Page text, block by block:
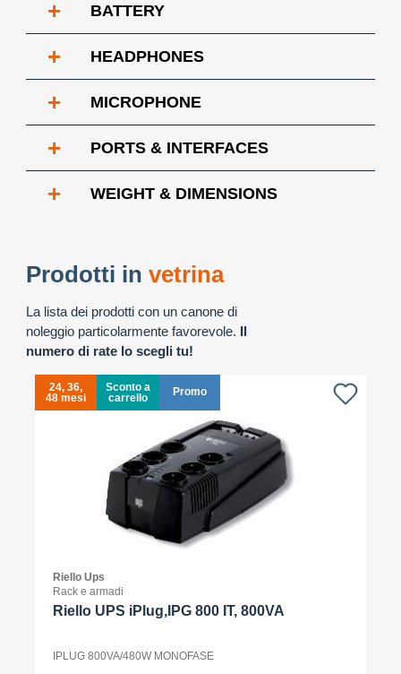
+ BATTERY
+ HEADPHONES
+ MICROPHONE
+ PORTS & INTERFACES
+ WEIGHT & DIMENSIONS
Prodotti in vetrina
La lista dei prodotti con un canone di
noleggio particolarmente favorevole. Il
numero di rate lo scegli tu!
24, 36,
48 mesi
Sconto a
carrello
Promo
Riello Ups
Rack e armadi
Riello UPS iPlug,IPG 800 IT, 800VA
IPLUG 800VA/480W MONOFASE